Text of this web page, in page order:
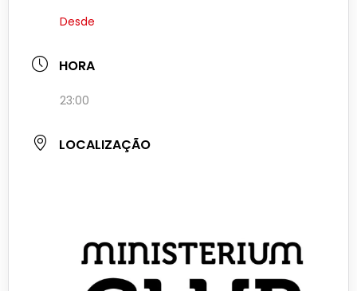
Desde
HORA
23:00
LOCALIZAÇÃO